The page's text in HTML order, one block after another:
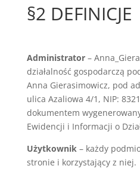
§2 DEFINICJE
Administrator–
działalność gospodarczą
Anna Gierasimowicz, pod
ulica Azaliowa 4/1, NIP:
dokumentem
Ewidencji i Informacji o
Użytkownik– każdy
stronie i korzystający z niej.